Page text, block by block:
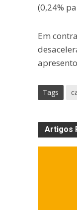
(0,24%
Em
Tags
Artigos